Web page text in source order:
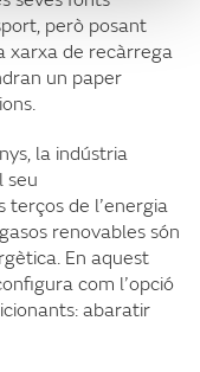
però posant
xarxa de recàrrega
un paper
la indústria
seu
terços de l’energia
renovables són
En aquest
com l’opció
abaratir